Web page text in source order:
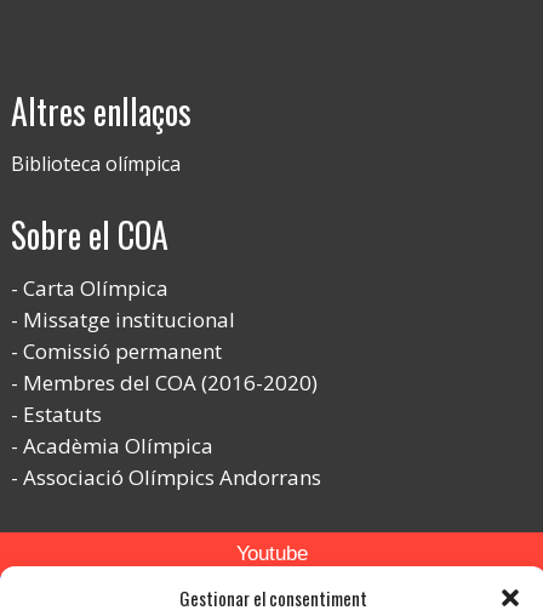
Gestionar el consentiment
Altres enllaços
Biblioteca olímpica
Sobre el COA
Carta Olímpica
Missatge institucional
Comissió permanent
Membres del COA (2016-2020)
Estatuts
Acadèmia Olímpica
Associació Olímpics Andorrans
Youtube
Flickr